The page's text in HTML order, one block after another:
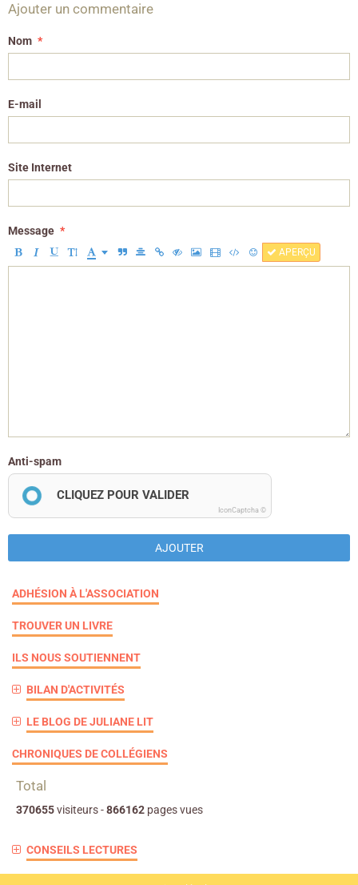
Ajouter un commentaire
Nom
E-mail
Site Internet
Message
APERÇU
Anti-spam
CLIQUEZ POUR VALIDER
IconCaptcha ©
AJOUTER
ADHÉSION À L'ASSOCIATION
TROUVER UN LIVRE
ILS NOUS SOUTIENNENT
BILAN D'ACTIVITÉS
LE BLOG DE JULIANE LIT
CHRONIQUES DE COLLÉGIENS
Total
370655visiteurs -866162 pages vues
CONSEILS LECTURES